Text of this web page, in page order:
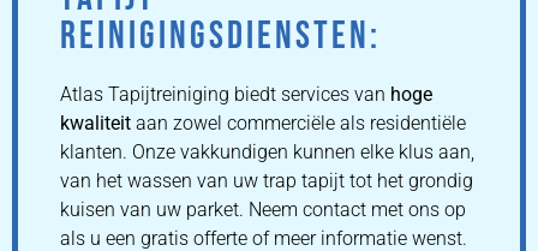
REINIGINGSDIENSTEN:
Atlas Tapijtreiniging biedt services van hoge
kwaliteit aan zowel commerciële als residentiële
klanten. Onze vakkundigen kunnen elke klus aan,
van het wassen van uw trap tapijt tot het grondig
kuisen van uw parket. Neem contact met ons op
als u een gratis offerte of meer informatie wenst.